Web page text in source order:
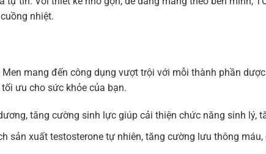
nhiệt.
mang đến công dụng vượt trội với mỗi thành phần
ưu cho sức khỏe của bạn.
tăng cường sinh lực giúp cải thiện chức năng sinh lý,
sản xuất testosterone tự nhiên, tăng cường lưu thông